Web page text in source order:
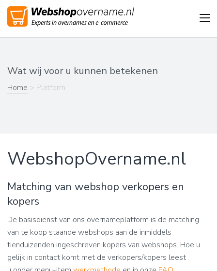
Wat wij voor u kunnen betekenen
Home > Platform
WebshopOvername.nl
Matching van webshop verkopers en
kopers
De basisdienst van ons overnameplatform is de matching
van te koop staande webshops aan de inmiddels
tienduizenden ingeschreven kopers van webshops. Hoe u
gelijk in contact komt met de verkopers/kopers leest